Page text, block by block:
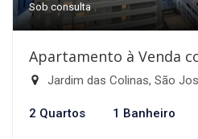
Sob consulta
Apartamento à Venda
Jardim das Colinas, São
2 Quartos 1 Banheiro